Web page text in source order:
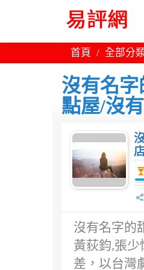
首頁 全部分
沒有名
點屋/沒
沒有名字的
黃荻鈞,張
差，以台灣